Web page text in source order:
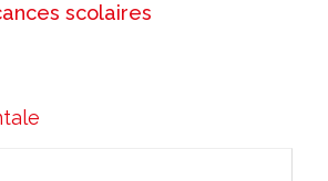
scolaires